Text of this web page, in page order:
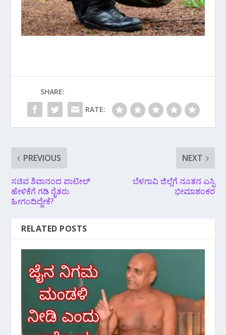
SHARE:
RATE:
PREVIOUS
ಸಚಿವ ಶಿವಾನಂದ‌ ಪಾಟೀಲ್
ಹೇಳಿಕೆಗೆ ಗಡಿ ರೈತರು
ಹೀಗಂದಿದ್ದೇಕೆ?
NEXT
ಬೆಳಗಾವಿ ಜಿಲ್ಲೆಗೆ ನೂತನ ಎಸ್ಪಿ
ಭೀಮಾಶಂಕರ
RELATED POSTS